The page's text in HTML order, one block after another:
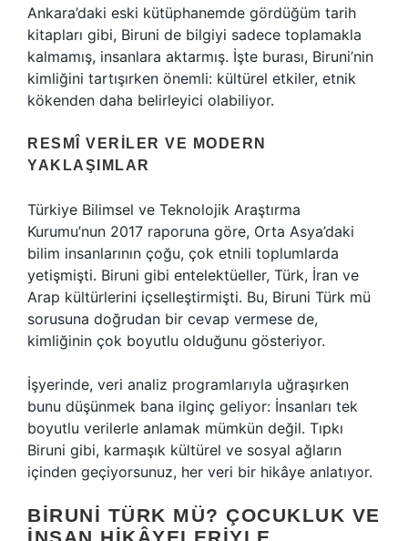
Ankara’daki eski kütüphanemde gördüğüm tarih
kitapları gibi, Biruni de bilgiyi sadece toplamakla
kalmamış, insanlara aktarmış. İşte burası, Biruni’nin
kimliğini tartışırken önemli: kültürel etkiler, etnik
kökenden daha belirleyici olabiliyor.
RESMÎ VERILER VE MODERN
YAKLAŞIMLAR
Türkiye Bilimsel ve Teknolojik Araştırma
Kurumu’nun 2017 raporuna göre, Orta Asya’daki
bilim insanlarının çoğu, çok etnili toplumlarda
yetişmişti. Biruni gibi entelektüeller, Türk, İran ve
Arap kültürlerini içselleştirmişti. Bu, Biruni Türk mü
sorusuna doğrudan bir cevap vermese de,
kimliğinin çok boyutlu olduğunu gösteriyor.
İşyerinde, veri analiz programlarıyla uğraşırken
bunu düşünmek bana ilginç geliyor: İnsanları tek
boyutlu verilerle anlamak mümkün değil. Tıpkı
Biruni gibi, karmaşık kültürel ve sosyal ağların
içinden geçiyorsunuz, her veri bir hikâye anlatıyor.
BIRUNI TÜRK MÜ? ÇOCUKLUK VE